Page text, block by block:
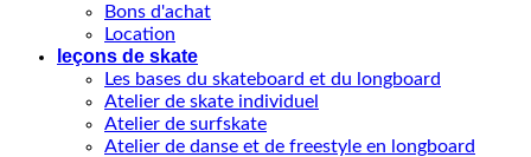
Bons d'achat
Location
leçons de skate
Les bases du skateboard et du longboard
Atelier de skate individuel
Atelier de surfskate
Atelier de danse et de freestyle en longboard